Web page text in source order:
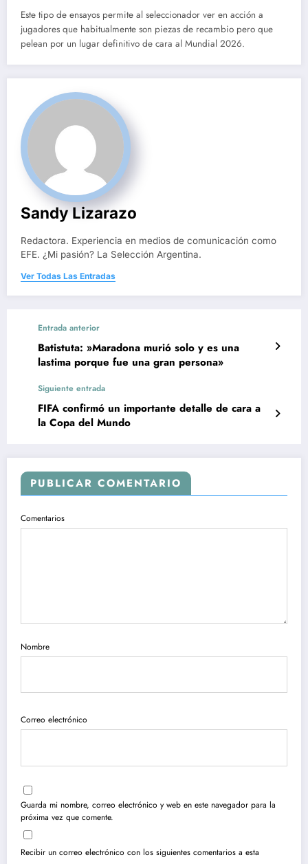
Este tipo de ensayos permite al seleccionador ver en acción a
jugadores que habitualmente son piezas de recambio pero que
pelean por un lugar definitivo de cara al Mundial 2026.
Sandy Lizarazo
Redactora. Experiencia en medios de comunicación como
EFE. ¿Mi pasión? La Selección Argentina.
Ver Todas Las Entradas
Entrada anterior
Batistuta: »Maradona murió solo y es una
lastima porque fue una gran persona»
Siguiente entrada
FIFA confirmó un importante detalle de cara a
la Copa del Mundo
PUBLICAR COMENTARIO
Comentarios
Nombre
Correo electrónico
Guarda mi nombre, correo electrónico y web en este navegador para la
próxima vez que comente.
Recibir un correo electrónico con los siguientes comentarios a esta